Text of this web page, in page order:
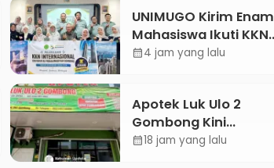
UNIMUGO Kirim Enam
Mahasiswa Ikuti KKN
Internasional 2026 di
calendar_month4 jam yang lalu
Apotek Luk Ulo 2
Gombong Kini
Dilengkapi Layanan
calendar_month18 jam yang lalu